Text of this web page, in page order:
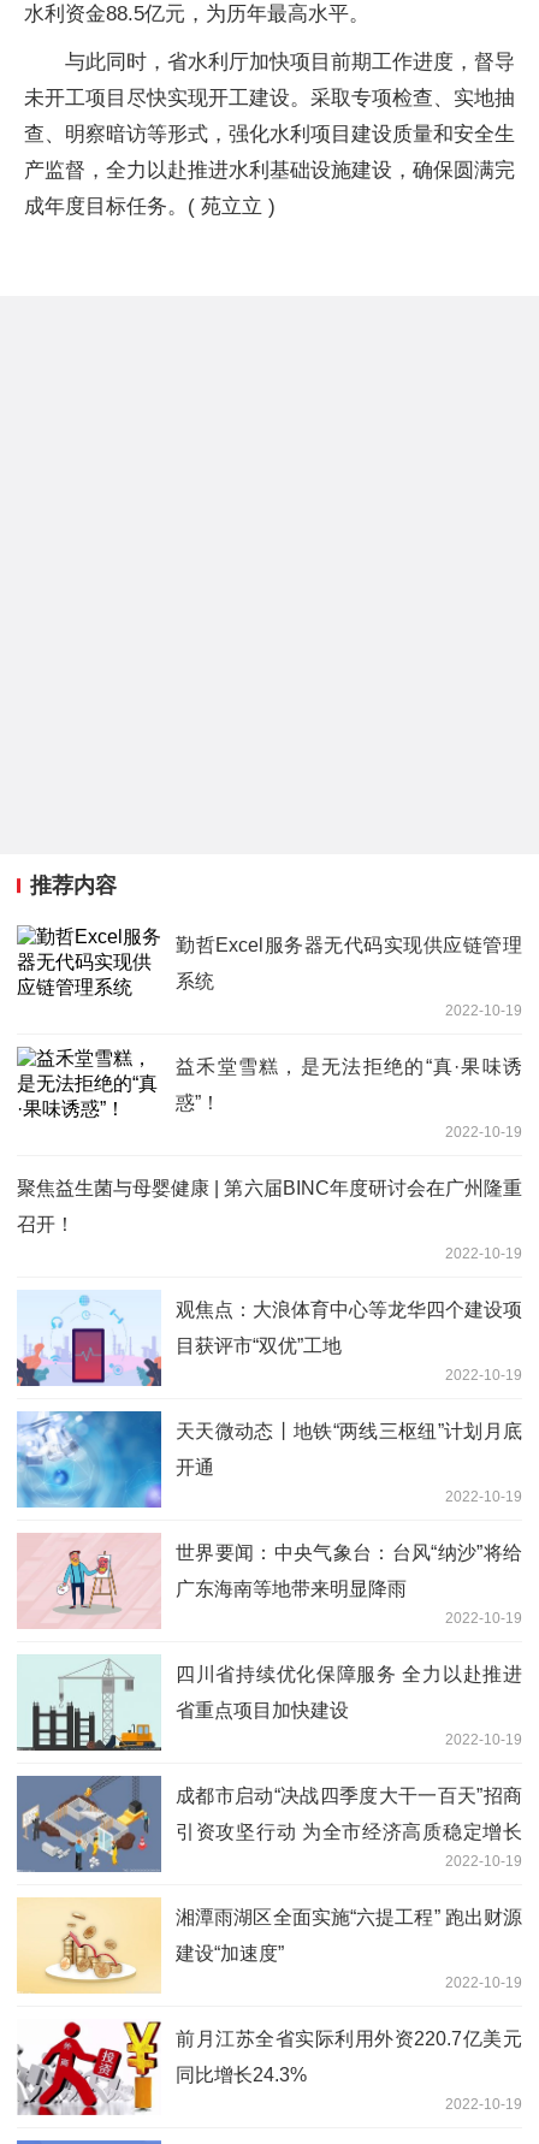
水利资金88.5亿元，为历年最高水平。
与此同时，省水利厅加快项目前期工作进度，督导
未开工项目尽快实现开工建设。采取专项检查、实地抽
查、明察暗访等形式，强化水利项目建设质量和安全生
产监督，全力以赴推进水利基础设施建设，确保圆满完
成年度目标任务。( 苑立立 )
推荐内容
勤哲Excel服务器无代码实现供应链管理
系统
2022-10-19
益禾堂雪糕，是无法拒绝的“真·果味诱
惑”！
2022-10-19
聚焦益生菌与母婴健康 | 第六届BINC年度研讨会在广州隆重
召开！
2022-10-19
观焦点：大浪体育中心等龙华四个建设项
目获评市“双优”工地
2022-10-19
天天微动态丨地铁“两线三枢纽”计划月底
开通
2022-10-19
世界要闻：中央气象台：台风“纳沙”将给
广东海南等地带来明显降雨
2022-10-19
四川省持续优化保障服务 全力以赴推进
省重点项目加快建设
2022-10-19
成都市启动“决战四季度大干一百天”招商
引资攻坚行动 为全市经济高质稳定增长
2022-10-19
湘潭雨湖区全面实施“六提工程” 跑出财源
建设“加速度”
2022-10-19
前月江苏全省实际利用外资220.7亿美元
同比增长24.3%
2022-10-19